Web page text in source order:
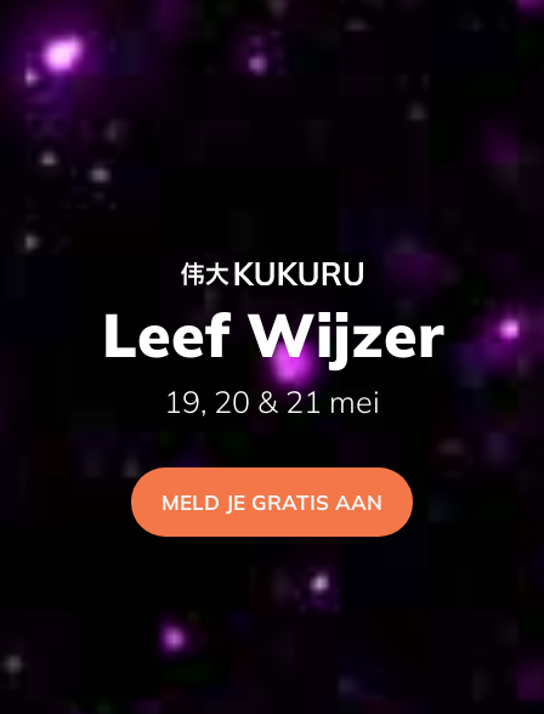
Leef Wijzer
19, 20 & 21 mei
MELD JE GRATIS AAN